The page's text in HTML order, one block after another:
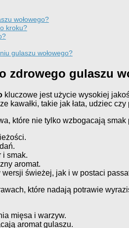
wołowego?
kroku?
gulaszu wołowego?
zdrowego gulaszu
kluczowe jest użycie wysokiej
kawałki, takie jak łata, udziec
które nie tylko wzbogacają
i smak.
aromat.
świeżej, jak i w postaci
które nadają potrawie
mięsa i warzyw.
aromat gulaszu.